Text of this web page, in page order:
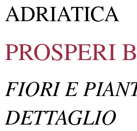
ADRIATICA
PROSPERI
FIORI E
DETTAGLIO